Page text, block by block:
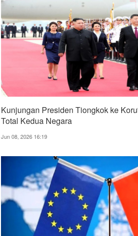
Kunjungan Presiden Tiongkok ke
Total Kedua Negara
Jun 08, 2026 16:19